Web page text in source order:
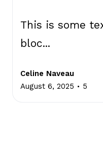
This is some
bloc...
Celine Naveau
August 6, 2025 . 5